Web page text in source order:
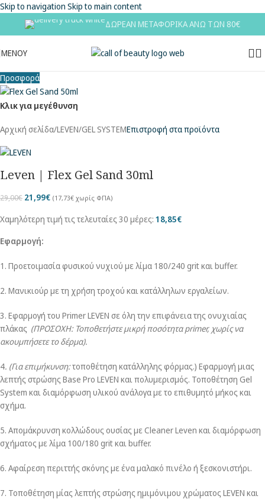
Skip to navigation Skip to main content
ΔΩΡΕΑΝ ΜΕΤΑΦΟΡΙΚΑ ΑΝΩ ΤΩΝ 80€
ΜΕΝΟΥ
Προσφορά
Κλικ για μεγέθυνση
Αρχική σελίδα/LEVEN/GEL SYSTEMΕπιστροφή στα προϊόντα
Leven | Flex Gel Sand 30ml
29,00€ 21,99€ (17,73€ χωρίς ΦΠΑ)
Χαμηλότερη τιμή τις τελευταίες 30 μέρες: 18,85€
Εφαρμογή:
1. Προετοιμασία φυσικού νυχιού με λίμα 180/240 grit και buffer.
2. Μανικιούρ με τη χρήση τροχού και κατάλληλων εργαλείων.
3. Εφαρμογή του Primer LEVEN σε όλη την επιφάνεια της ονυχιαίας
πλάκας (ΠΡΟΣΟΧΗ: Τοποθετήστε μικρή ποσότητα primer, χωρίς να
ακουμπήσετε το δέρμα).
4. (Για επιμήκυνση:τοποθέτηση κατάλληλης φόρμας.) Εφαρμογή μιας
λεπτής στρώσης Base Pro LEVEN και πολυμερισμός. Τοποθέτηση Gel
System και διαμόρφωση υλικού ανάλογα με το επιθυμητό μήκος και
σχήμα.
5. Απομάκρυνση κολλώδους ουσίας με Cleaner Leven και διαμόρφωση
σχήματος με λίμα 100/180 grit και buffer.
6. Αφαίρεση περιττής σκόνης με ένα μαλακό πινέλο ή ξεσκονιστήρι.
7. Τοποθέτηση μίας λεπτής στρώσης ημιμόνιμου χρώματος LEVEN και